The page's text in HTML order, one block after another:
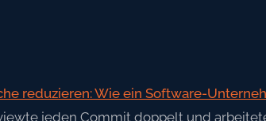
reduzieren: Wie ein Software-
jeden Commit doppelt und